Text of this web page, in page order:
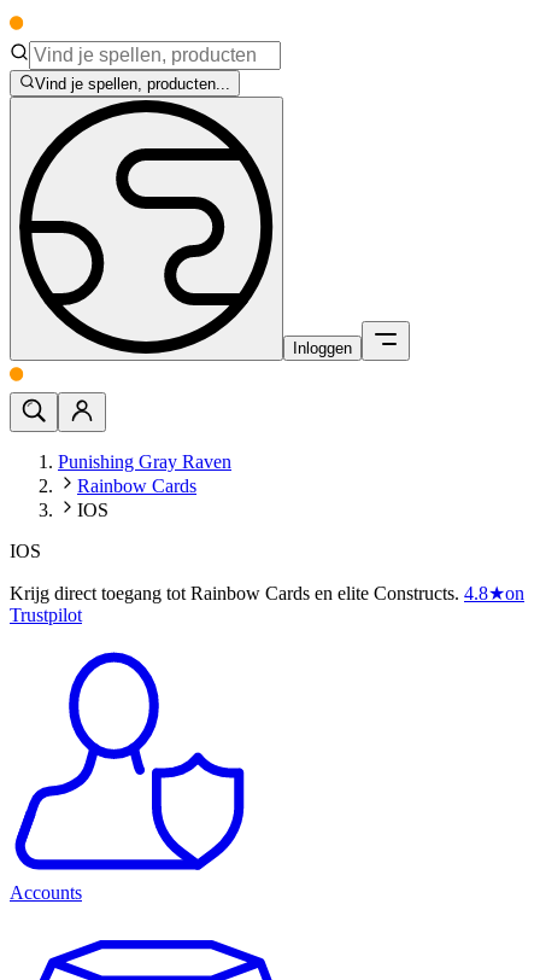
Vind je spellen, producten...
Inloggen
Punishing Gray Raven
Rainbow Cards
IOS
IOS
Krijg direct toegang tot Rainbow Cards en elite Constructs. 4.8★on
Trustpilot
Accounts